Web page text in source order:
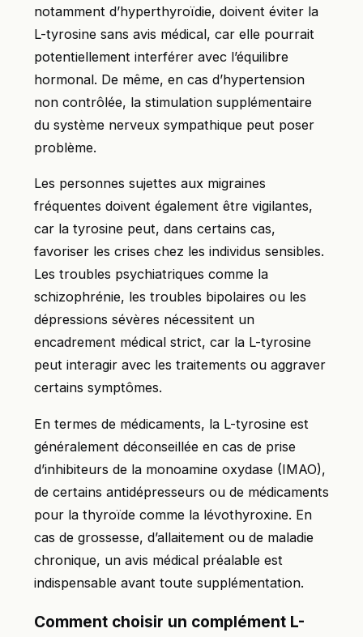
notamment d’hyperthyroïdie, doivent éviter la
L-tyrosine sans avis médical, car elle pourrait
potentiellement interférer avec l’équilibre
hormonal. De même, en cas d’hypertension
non contrôlée, la stimulation supplémentaire
du système nerveux sympathique peut poser
problème.
Les personnes sujettes aux migraines
fréquentes doivent également être vigilantes,
car la tyrosine peut, dans certains cas,
favoriser les crises chez les individus sensibles.
Les troubles psychiatriques comme la
schizophrénie, les troubles bipolaires ou les
dépressions sévères nécessitent un
encadrement médical strict, car la L-tyrosine
peut interagir avec les traitements ou aggraver
certains symptômes.
En termes de médicaments, la L-tyrosine est
généralement déconseillée en cas de prise
d’inhibiteurs de la monoamine oxydase (IMAO),
de certains antidépresseurs ou de médicaments
pour la thyroïde comme la lévothyroxine. En
cas de grossesse, d’allaitement ou de maladie
chronique, un avis médical préalable est
indispensable avant toute supplémentation.
Comment choisir un complément L-